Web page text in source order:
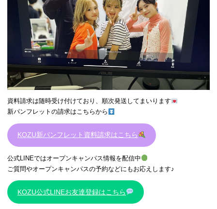
資料請求は随時受け付けており、順次発送してまいります
新パンフレットの請求はこちらから
KOZU新パンフレット資料請求はこちら
公式LINEではオープンキャンパス情報を配信中
ご質問やオープンキャンパスの予約などにもお応えします♪
KOZU公式LINEお友達登録はこちら